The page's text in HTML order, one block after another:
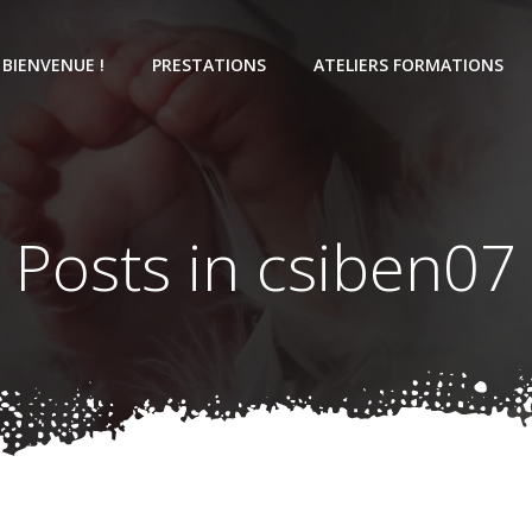
BIENVENUE ! PRESTATIONS ATELIERS FORMATIONS
Posts in csiben07